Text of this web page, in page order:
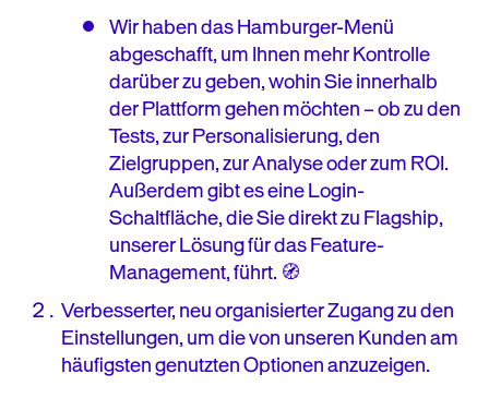
Wir haben das Hamburger-Menü
abgeschafft, um Ihnen mehr Kontrolle
darüber zu geben, wohin Sie innerhalb
der Plattform gehen möchten – ob zu den
Tests, zur Personalisierung, den
Zielgruppen, zur Analyse oder zum ROI.
Außerdem gibt es eine Login-
Schaltfläche, die Sie direkt zu Flagship,
unserer Lösung für das Feature-
Management, führt. 🧭
Verbesserter, neu organisierter Zugang zu den
Einstellungen, um die von unseren Kunden am
häufigsten genutzten Optionen anzuzeigen.